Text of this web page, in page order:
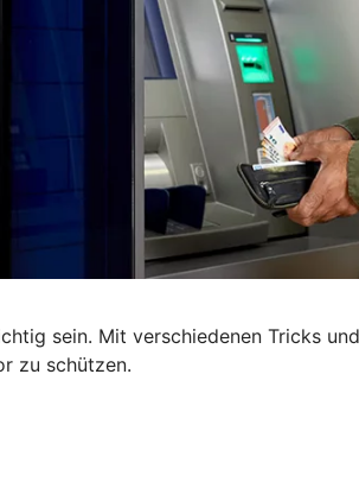
sein. Mit verschiedenen Tricks
zu schützen.